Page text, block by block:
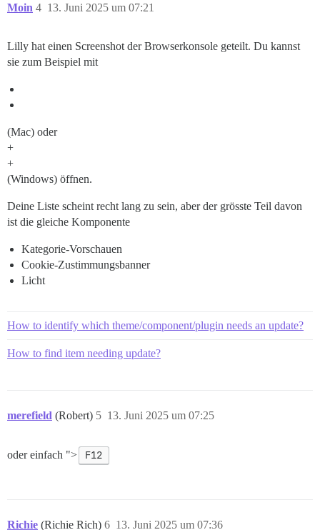
Moin 13. Juni 2025 um 07:21
4
Lilly hat einen Screenshot der Browserkonsole geteilt. Du kannst
sie zum Beispiel mit
(Mac) oder
+
+
(Windows) öffnen.
Deine Liste scheint recht lang zu sein, aber der grösste Teil davon
ist die gleiche Komponente
Kategorie-Vorschauen
Cookie-Zustimmungsbanner
Licht
How to identify which theme/component/plugin needs an update?
How to find item needing update?
merefield (Robert) 13. Juni 2025 um 07:25
5
oder einfach "> F12
Richie (Richie Rich) 13. Juni 2025 um 07:36
6